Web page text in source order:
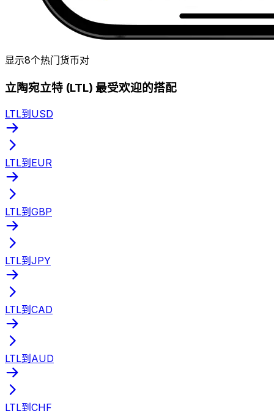
显示8个热门货币对
立陶宛立特 (LTL) 最受欢迎的搭配
LTL到USD
LTL到EUR
LTL到GBP
LTL到JPY
LTL到CAD
LTL到AUD
LTL到CHF